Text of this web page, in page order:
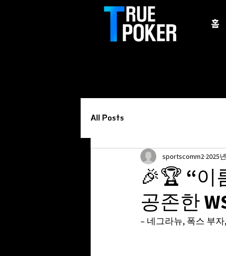
홈
All Posts
🎉🏆 “이
공존한
sportscomm2 2025
– 네그라뉴, 폭스 부